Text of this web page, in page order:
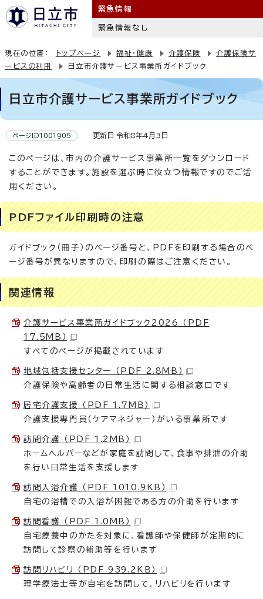
緊急情報
緊急情報なし
現在の位置： トップページ 福祉・健康 介護保険
介護保険サ
ービスの利用
日立市介護サービス事業所ガイドブック
日立市介護サービス事業所ガイドブック
ページID1001905 更新日 令和8年4月3日
このページは、市内の介護サービス事業所一覧をダウンロード
することができます。施設を選ぶ時に役立つ情報ですのでご活
用ください。
PDFファイル印刷時の注意
ガイドブック（冊子）のページ番号と、PDFを印刷する場合のペ
ージ番号が異なりますので、印刷の際はご注意ください。
関連情報
介護サービス事業所ガイドブック2026 （PDF
17.5MB）
すべてのページが掲載されています
地域包括支援センター （PDF 2.8MB）
介護保険や高齢者の日常生活に関する相談窓口です
居宅介護支援 （PDF 1.7MB）
介護支援専門員（ケアマネジャー）がいる事業所です
訪問介護 （PDF 1.2MB）
ホームヘルパーなどが家庭を訪問して、食事や排泄の介助
を行い日常生活を支援します
訪問入浴介護 （PDF 1010.9KB）
自宅の浴槽での入浴が困難である方の介助を行います
訪問看護 （PDF 1.0MB）
自宅療養中のかたを対象に、看護師や保健師が定期的に
訪問して診察の補助等を行います
訪問リハビリ （PDF 939.2KB）
理学療法士等が自宅を訪問して、リハビリを行います